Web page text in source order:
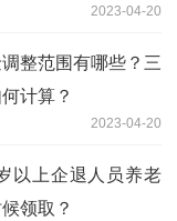
2023-04-20
整范围有哪些？三
计算？
2023-04-20
以上企退人员养老
领取？